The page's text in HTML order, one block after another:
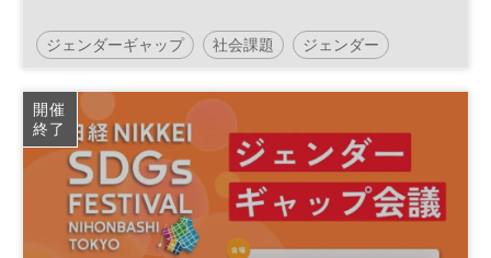
ジェンダーギャップ 社会課題 ジェンダー
日経SDGsフェス 日経SDGsフォーラム SDGs
ダイバーシティ 参加無料
開催
終了